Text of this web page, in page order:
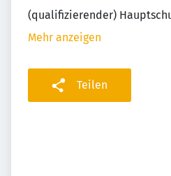
(qualifizierender)
Mehr anzeigen
Teilen